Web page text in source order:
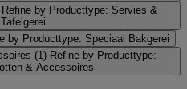
Refine by Producttype: Servies &
Tafelgerei
by Producttype: Speciaal Bakgerei
(1) Refine by Producttype:
& Accessoires